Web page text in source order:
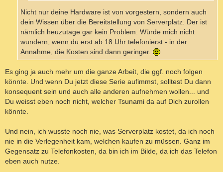
Nicht nur deine Hardware ist von vorgestern, sondern auch
dein Wissen über die Bereitstellung von Serverplatz. Der ist
nämlich heuzutage gar kein Problem. Würde mich nicht
wundern, wenn du erst ab 18 Uhr telefonierst - in der
Annahme, die Kosten sind dann geringer.
Es ging ja auch mehr um die ganze Arbeit, die ggf. noch folgen
könnte. Und wenn Du jetzt diese Serie aufimmst, solltest Du dann
konsequent sein und auch alle anderen aufnehmen wollen... und
Du weisst eben noch nicht, welcher Tsunami da auf Dich zurollen
könnte.
Und nein, ich wusste noch nie, was Serverplatz kostet, da ich noch
nie in die Verlegenheit kam, welchen kaufen zu müssen. Ganz im
Gegensatz zu Telefonkosten, da bin ich im Bilde, da ich das Telefon
eben auch nutze.